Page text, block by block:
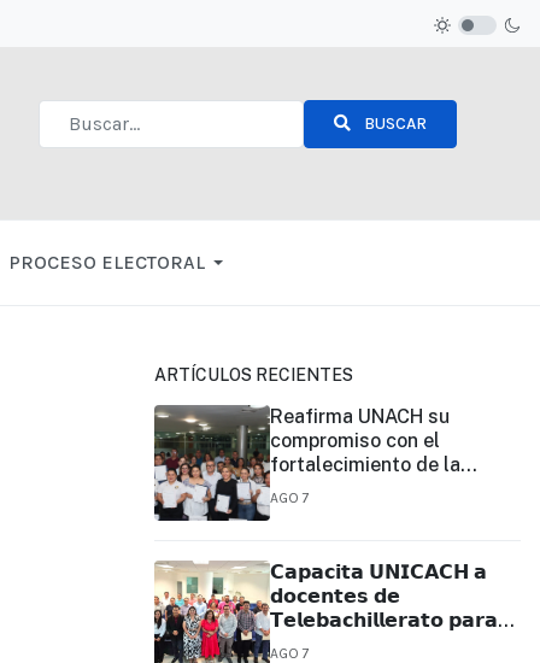
BUSCAR
PROCESO ELECTORAL
ARTÍCULOS RECIENTES
Reafirma UNACH su
compromiso con el
fortalecimiento de la
certificación de
AGO 7
𝗖𝗮𝗽𝗮𝗰𝗶𝘁𝗮 𝗨𝗡𝗜𝗖𝗔𝗖𝗛 𝗮
𝗱𝗼𝗰𝗲𝗻𝘁𝗲𝘀 𝗱𝗲
𝗧𝗲𝗹𝗲𝗯𝗮𝗰𝗵𝗶𝗹𝗹𝗲𝗿𝗮𝘁𝗼 𝗽𝗮𝗿𝗮
𝗳𝗼𝗿𝘁𝗮𝗹𝗲𝗰𝗲𝗿 𝘀𝘂 𝗽𝗿𝗮́𝗰𝘁𝗶𝗰𝗮
AGO 7